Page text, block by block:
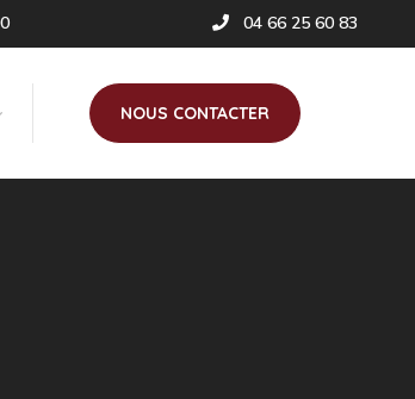
04 66 25 60 83
NOUS CONTACTER